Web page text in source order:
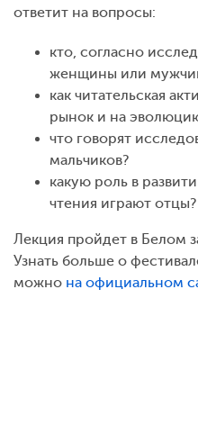
ответит на вопросы:
кто, согласно
женщины или
как читательская
рынок и на
что говорят
мальчиков?
какую роль в
чтения играют отцы?
Лекция пройдет в Белом
Узнать больше о
можно на официальном